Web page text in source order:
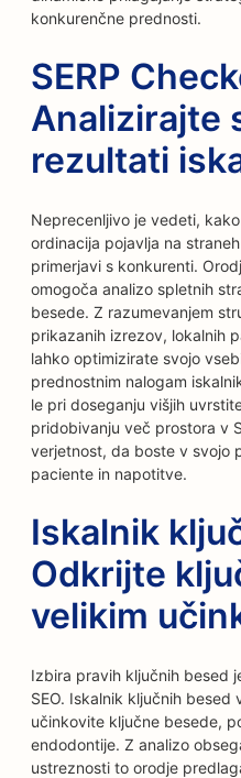
konkurenčne prednosti.
SERP
Analizirajte
rezultati
Neprecenljivo je vedeti,
ordinacija pojavlja na
primerjavi s konkurenti.
omogoča analizo spletnih
besede. Z razumevanjem
prikazanih izrezov, lokalnih
lahko optimizirate svojo
prednostnim nalogam
le pri doseganju višjih
pridobivanju več prostora v
verjetnost, da boste v svojo
paciente in napotitve.
Iskalnik
Odkrijte
velikim
Izbira pravih ključnih besed
SEO. Iskalnik ključnih
učinkovite ključne besede,
endodontije. Z analizo
ustreznosti to orodje